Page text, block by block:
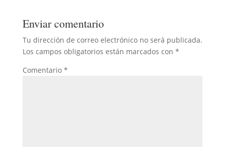
Enviar comentario
Tu dirección de correo electrónico no será publicada.
Los campos obligatorios están marcados con *
Comentario *